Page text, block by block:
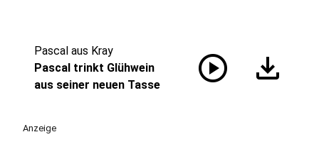
Pascal aus Kray
Pascal trinkt Glühwein
aus seiner neuen Tasse
play_circle download
Anzeige